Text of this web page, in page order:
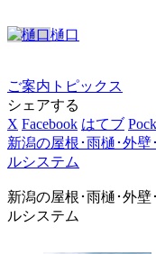
樋口
ご案内 トピックス
シェアする
X Facebook はてブ
新潟の屋根･雨樋･外
ルシステム
新潟の屋根･雨樋･外
ルシステム